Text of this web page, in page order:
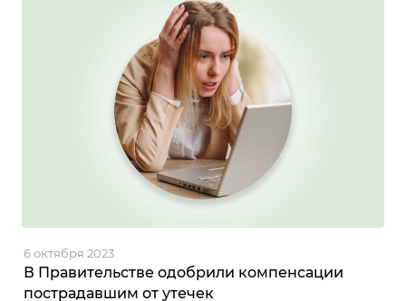
В Правительстве одобрили компенсации
пострадавшим от утечек
6 октября 2023